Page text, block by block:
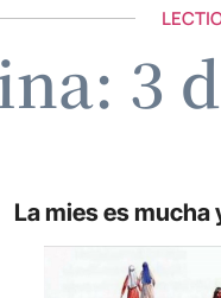
3
La mies es